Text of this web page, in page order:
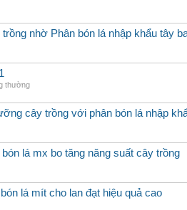
nhờ Phân bón lá nhập khẩu tây
thường
cây trồng với phân bón lá nhập
lá mx bo tăng năng suất cây trồng
lá mít cho lan đạt hiệu quả cao